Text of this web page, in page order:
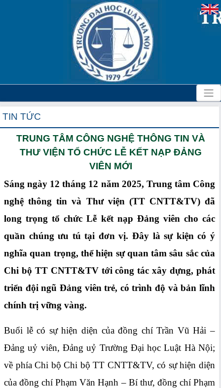
TIN TỨC
TRUNG TÂM CÔNG NGHỆ THÔNG TIN VÀ
THƯ VIỆN TỔ CHỨC LỄ KẾT NẠP ĐẢNG
VIÊN MỚI
Sáng ngày 12 tháng 12 năm 2025, Trung tâm Công
nghệ thông tin và Thư viện (TT CNTT&TV) đã
long trọng tổ chức Lễ kết nạp Đảng viên cho các
quần chúng ưu tú tại đơn vị. Đây là sự kiện có ý
nghĩa quan trọng, thể hiện sự quan tâm sâu sắc của
Chi bộ TT CNTT&TV tới công tác xây dựng, phát
triển đội ngũ Đảng viên trẻ, có trình độ và bản lĩnh
chính trị vững vàng.
Buổi lễ có sự hiện diện của đồng chí Trần Vũ Hải –
Đảng uỷ viên, Đảng uỷ Trường Đại học Luật Hà Nội;
về phía Chi bộ Chi bộ TT CNTT&TV, có sự hiện diện
của đồng chí Phạm Văn Hạnh – Bí thư, đồng chí Phạm